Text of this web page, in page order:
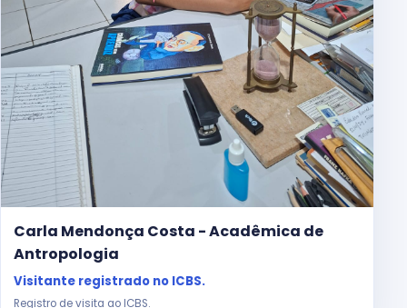
Carla Mendonça Costa - Acadêmica de
Antropologia
Visitante registrado no ICBS.
Registro de visita ao ICBS.